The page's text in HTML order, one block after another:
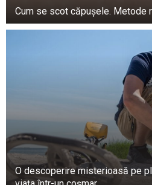
Cum se scot căpușele. Metode
O descoperire misterioasă pe